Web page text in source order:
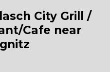
City Grill /
Cafe near